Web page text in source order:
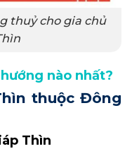
thuỷ cho gia chủ
nào nhất?
thuộc Đông
Thìn